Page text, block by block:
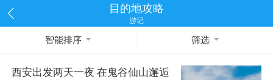
目的地攻略
游记
智能排序 筛选
西安出发两天一夜 在鬼谷仙山邂逅